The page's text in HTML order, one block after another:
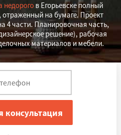
недорого в Егорьевске полный
на бумаге. Проект
4 части. Планировочная часть,
решение), рабочая
материалов и мебели.